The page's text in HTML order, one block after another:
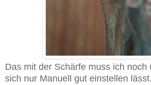
Das mit der Schärfe muss ich noch
sich nur Manuell gut einstellen lässt.